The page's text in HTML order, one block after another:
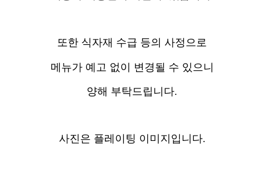
또한 식자재 수급 등의 사정으로
메뉴가 예고 없이 변경될 수 있으니
양해 부탁드립니다.
사진은 플레이팅 이미지입니다.